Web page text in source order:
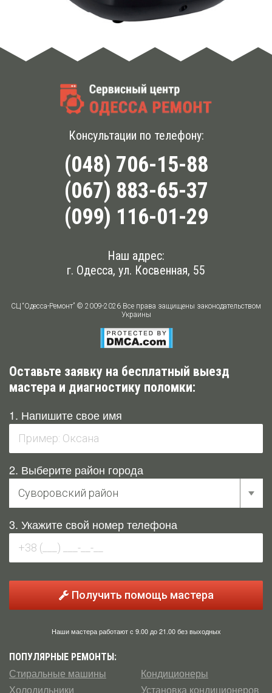
Консультации по телефону:
(048) 706-15-88
(067) 883-65-37
(099) 116-01-29
Наш адрес:
г. Одесса, ул. Косвенная, 55
СЦ “Одесса-Ремонт” © 2009-2026 Все права защищены законодательством
Украины
Оставьте заявку на бесплатный выезд
мастера и диагностику поломки:
1. Напишите свое имя
2. Выберите район города
3. Укажите свой номер телефона
Получить помощь мастера
Наши мастера работают с 9.00 до 21.00 без выходных
ПОПУЛЯРНЫЕ РЕМОНТЫ:
Стиральные машины
Холодильники
Кондиционеры
Установка кондиционеров